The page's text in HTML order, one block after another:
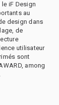
iF Design
au
design dans
de
utilisateur
sont
among